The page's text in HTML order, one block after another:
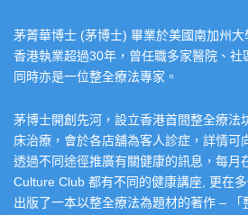
茅菁華博士 (茅博士) 畢業於美國南加州
香港執業超過30年，曾任職多家醫院、社
同時亦是一位整全療法專家。
茅博士開創先河，設立香港首間整全療法
床治療，會於各店舖為客人診症，詳情可
透過不同途徑推廣有關健康的訊息，每月
Culture Club 都有不同的健康講座, 更在
出版了一本以整全療法為題材的著作 –